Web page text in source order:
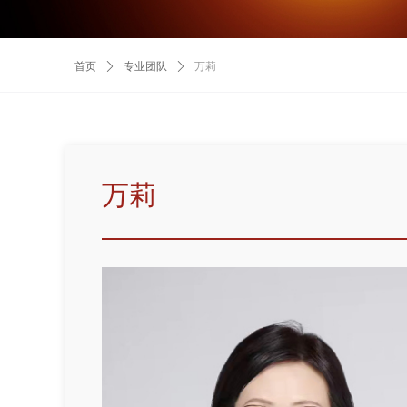
万莉
首页 ꄲ 专业团队 ꄲ 万莉